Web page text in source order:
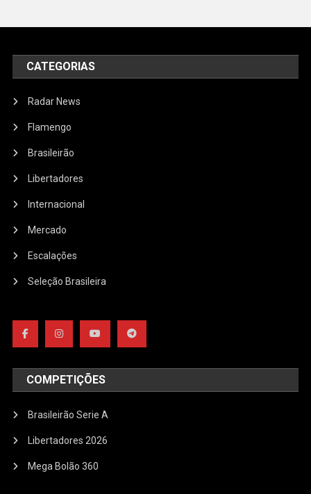
CATEGORIAS
Radar News
Flamengo
Brasileirão
Libertadores
Internacional
Mercado
Escalações
Seleção Brasileira
COMPETIÇÕES
Brasileirão Serie A
Libertadores 2026
Mega Bolão 360